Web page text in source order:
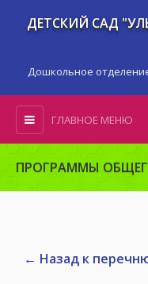
ДЕТСКИЙ САД
Дошкольное
ГЛАВНОЕ МЕНЮ
ПРОГРАММЫ
← Назад к